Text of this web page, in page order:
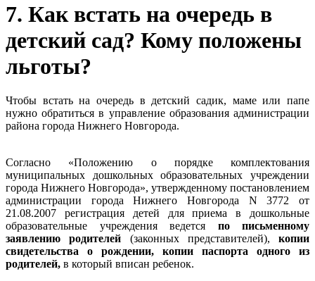
7. Как встать на очередь в
детский сад? Кому положены
льготы?
Чтобы встать на очередь в детский садик, маме или папе
нужно обратиться в управление образования администрации
района города Нижнего Новгорода.
Согласно «Положению о порядке комплектования
муниципальных дошкольных образовательных учреждении
города Нижнего Новгорода», утвержденному постановлением
администрации города Нижнего Новгорода N 3772 от
21.08.2007 регистрация детей для приема в дошкольные
образовательные учреждения ведется по письменному
заявлению родителей (законных представителей), копии
свидетельства о рождении, копии паспорта одного из
родителей, в который вписан ребенок.